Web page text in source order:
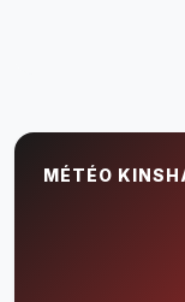
MÉTÉO